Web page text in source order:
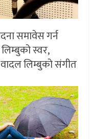
समावेस गर्न
स्वर,
लिम्बुको संगीत